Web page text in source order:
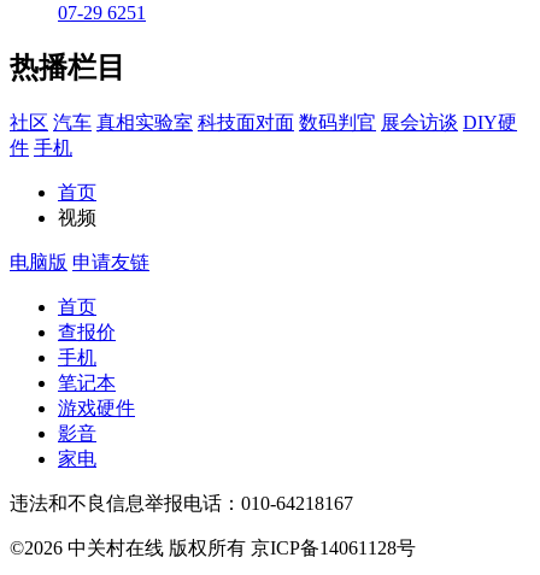
07-29 6251
热播栏目
社区 汽车 真相实验室 科技面对面 数码判官 展会访谈 DIY硬
件 手机
首页
视频
电脑版 申请友链
首页
查报价
手机
笔记本
游戏硬件
影音
家电
违法和不良信息举报电话：010-64218167
©2026 中关村在线 版权所有 京ICP备14061128号